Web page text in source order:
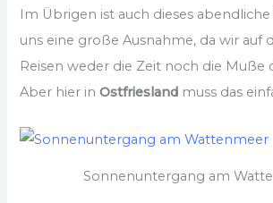
Im Übrigen ist auch dieses
uns eine große Ausnahme, da wir auf
Reisen weder die Zeit noch die Muße
Aber hier inOstfriesland muss das
Sonnenuntergang am